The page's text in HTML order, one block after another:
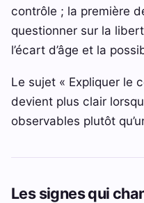
contrôle ; la première
questionner sur la
l’écart d’âge et la
Le sujet « Expliquer le
devient plus clair
observables plutôt
Les signes qui